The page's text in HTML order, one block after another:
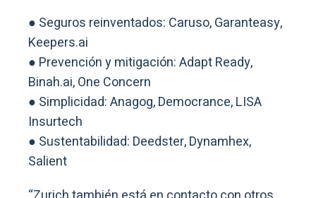
● Seguros reinventados: Caruso, Garanteasy,
Keepers.ai
● Prevención y mitigación: Adapt Ready,
Binah.ai, One Concern
● Simplicidad: Anagog, Democrance, LISA
Insurtech
● Sustentabilidad: Deedster, Dynamhex,
Salient